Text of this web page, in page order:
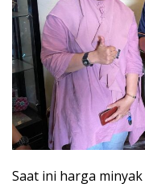
Saat ini harga